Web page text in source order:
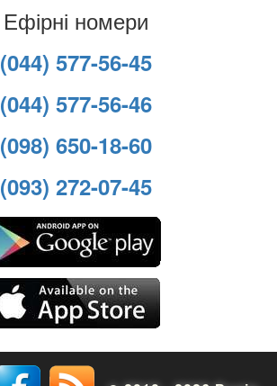
Ефірні номери
(044) 577-56-45
(044) 577-56-46
(098) 650-18-60
(093) 272-07-45